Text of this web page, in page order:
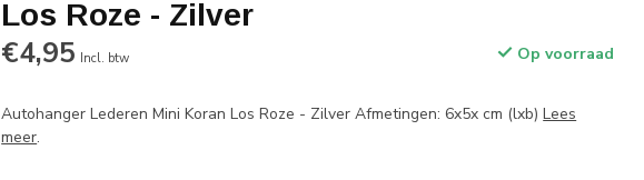
Los Roze - Zilver
€4,95 Incl. btw Op voorraad
Autohanger Lederen Mini Koran Los Roze - Zilver Afmetingen: 6x5x cm (lxb)Lees
meer.